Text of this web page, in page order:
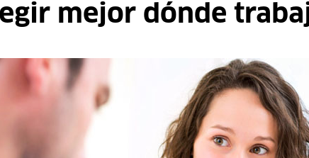
mejor dónde